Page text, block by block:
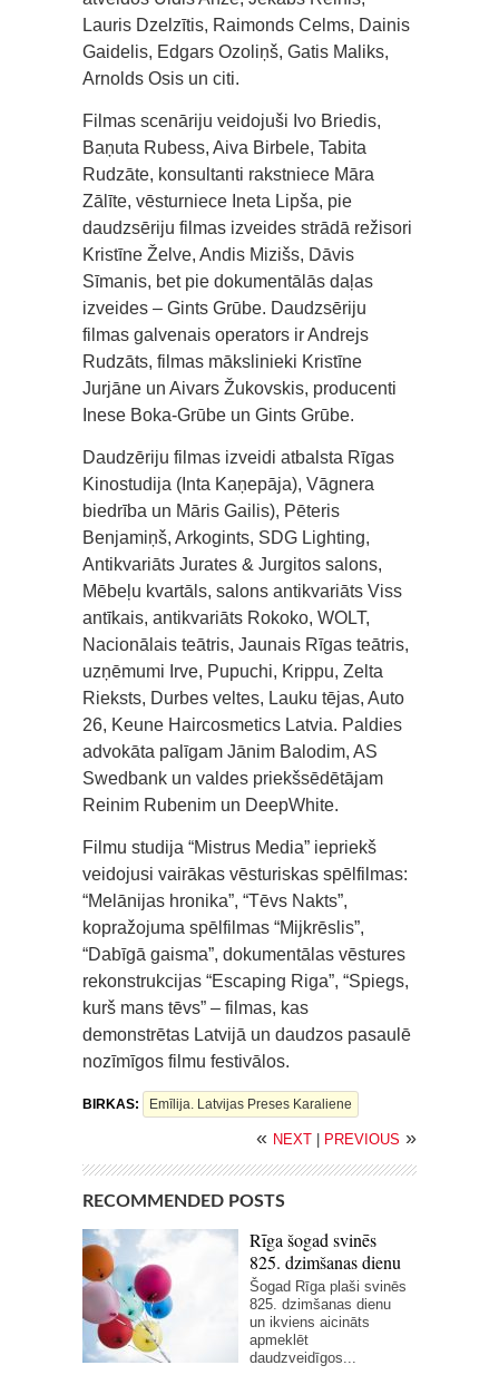
Lauris Dzelzītis, Raimonds Celms, Dainis
Gaidelis, Edgars Ozoliņš, Gatis Maliks,
Arnolds Osis un citi.
Filmas scenāriju veidojuši Ivo Briedis,
Baņuta Rubess, Aiva Birbele, Tabita
Rudzāte, konsultanti rakstniece Māra
Zālīte, vēsturniece Ineta Lipša, pie
daudzsēriju filmas izveides strādā režisori
Kristīne Želve, Andis Mizišs, Dāvis
Sīmanis, bet pie dokumentālās daļas
izveides – Gints Grūbe. Daudzsēriju
filmas galvenais operators ir Andrejs
Rudzāts, filmas mākslinieki Kristīne
Jurjāne un Aivars Žukovskis, producenti
Inese Boka-Grūbe un Gints Grūbe.
Daudzēriju filmas izveidi atbalsta Rīgas
Kinostudija (Inta Kaņepāja), Vāgnera
biedrība un Māris Gailis), Pēteris
Benjamiņš, Arkogints, SDG Lighting,
Antikvariāts Jurates & Jurgitos salons,
Mēbeļu kvartāls, salons antikvariāts Viss
antīkais, antikvariāts Rokoko, WOLT,
Nacionālais teātris, Jaunais Rīgas teātris,
uzņēmumi Irve, Pupuchi, Krippu, Zelta
Rieksts, Durbes veltes, Lauku tējas, Auto
26, Keune Haircosmetics Latvia. Paldies
advokāta palīgam Jānim Balodim, AS
Swedbank un valdes priekšsēdētājam
Reinim Rubenim un DeepWhite.
Filmu studija “Mistrus Media” iepriekš
veidojusi vairākas vēsturiskas spēlfilmas:
“Melānijas hronika”, “Tēvs Nakts”,
kopražojuma spēlfilmas “Mijkrēslis”,
“Dabīgā gaisma”, dokumentālas vēstures
rekonstrukcijas “Escaping Riga”, “Spiegs,
kurš mans tēvs” – filmas, kas
demonstrētas Latvijā un daudzos pasaulē
nozīmīgos filmu festivālos.
BIRKAS: Emīlija. Latvijas Preses Karaliene
« NEXT PREVIOUS »
RECOMMENDED POSTS
Rīga šogad svinēs
825. dzimšanas dienu
Šogad Rīga plaši svinēs
825. dzimšanas dienu
un ikviens aicināts
apmeklēt
daudzveidīgos...